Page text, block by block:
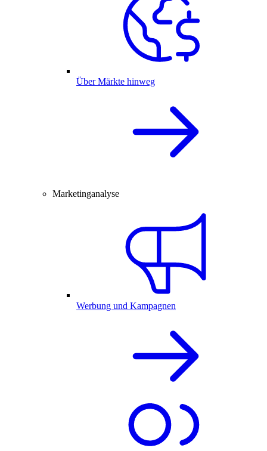
Über Märkte hinweg
Marketinganalyse
Werbung und Kampagnen